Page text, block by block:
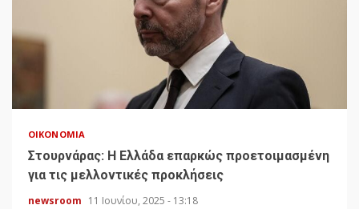
ΟΙΚΟΝΟΜΊΑ
Στουρνάρας: Η Ελλάδα επαρκώς προετοιμασμένη
για τις μελλοντικές προκλήσεις
newsroom 11 Ιουνίου, 2025 - 13:18